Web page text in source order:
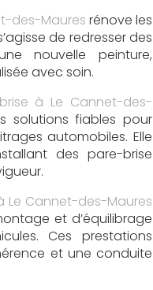
des-Maures rénove les
de redresser des
nouvelle peinture,
avec soin.
à Le Cannet-des-
solutions fiables pour
automobiles. Elle
des pare-brise
Le Cannet-des-Maures
et d’équilibrage
Ces prestations
et une conduite